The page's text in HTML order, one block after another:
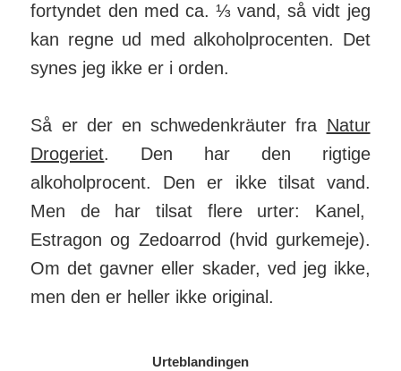
fortyndet den med ca. ⅓ vand, så vidt jeg
kan regne ud med alkoholprocenten. Det
synes jeg ikke er i orden.
Så er der en schwedenkräuter fra Natur
Drogeriet. Den har den rigtige
alkoholprocent. Den er ikke tilsat vand.
Men de har tilsat flere urter: Kanel,
Estragon og Zedoarrod (hvid gurkemeje).
Om det gavner eller skader, ved jeg ikke,
men den er heller ikke original.
Urteblandingen